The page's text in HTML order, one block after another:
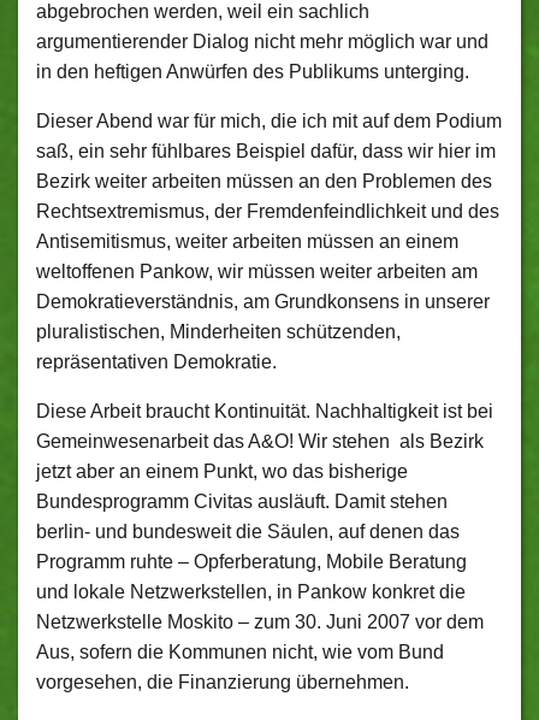
abgebrochen werden, weil ein sachlich
argumentierender Dialog nicht mehr möglich war und
in den heftigen Anwürfen des Publikums unterging.
Dieser Abend war für mich, die ich mit auf dem Podium
saß, ein sehr fühlbares Beispiel dafür, dass wir hier im
Bezirk weiter arbeiten müssen an den Problemen des
Rechtsextremismus, der Fremdenfeindlichkeit und des
Antisemitismus, weiter arbeiten müssen an einem
weltoffenen Pankow, wir müssen weiter arbeiten am
Demokratieverständnis, am Grundkonsens in unserer
pluralistischen, Minderheiten schützenden,
repräsentativen Demokratie.
Diese Arbeit braucht Kontinuität. Nachhaltigkeit ist bei
Gemeinwesenarbeit das A&O! Wir stehen als Bezirk
jetzt aber an einem Punkt, wo das bisherige
Bundesprogramm Civitas ausläuft. Damit stehen
berlin- und bundesweit die Säulen, auf denen das
Programm ruhte – Opferberatung, Mobile Beratung
und lokale Netzwerkstellen, in Pankow konkret die
Netzwerkstelle Moskito – zum 30. Juni 2007 vor dem
Aus, sofern die Kommunen nicht, wie vom Bund
vorgesehen, die Finanzierung übernehmen.